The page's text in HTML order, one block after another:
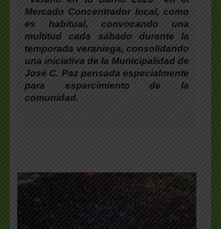
Mercado Concentrador local, como
es habitual, convocando una
multitud cada sábado durante la
temporada veraniega, consolidando
una iniciativa de la Municipalidad de
José C. Paz pensada especialmente
para esparcimiento de la
comunidad.